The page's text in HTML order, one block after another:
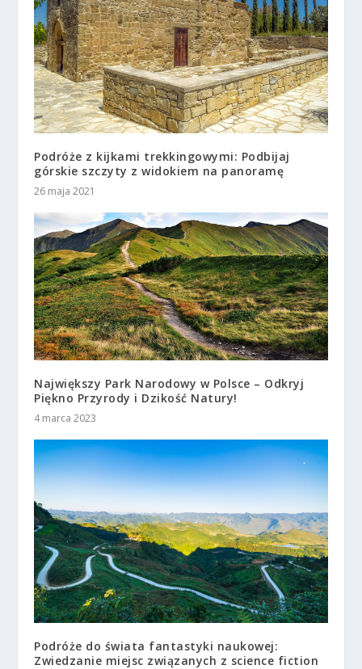
Podróże z kijkami trekkingowymi: Podbijaj
górskie szczyty z widokiem na panoramę
26 maja 2021
Największy Park Narodowy w Polsce – Odkryj
Piękno Przyrody i Dzikość Natury!
4 marca 2023
Podróże do świata fantastyki naukowej:
Zwiedzanie miejsc związanych z science fiction